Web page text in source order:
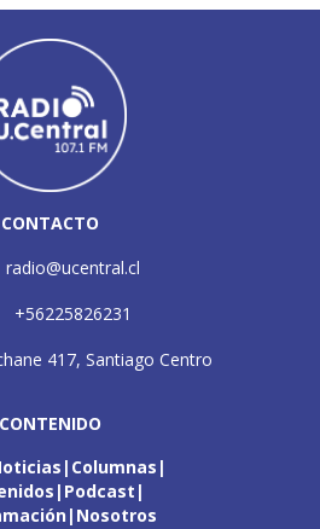
CONTACTO
radio@ucentral.cl
+56225826231
417, Santiago Centro
CONTENIDO
Columnas
Podcast
Nosotros